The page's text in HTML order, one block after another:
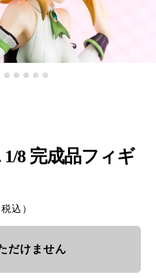
8 完成品フィギ
込）
だけません